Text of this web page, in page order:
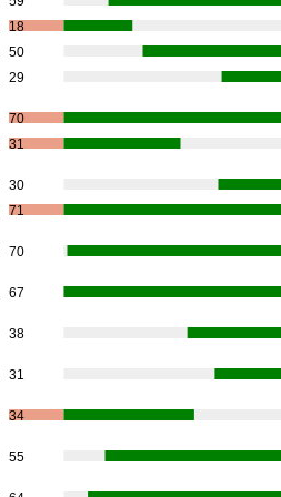
18
50
29
70
31
30
71
70
67
38
31
34
55